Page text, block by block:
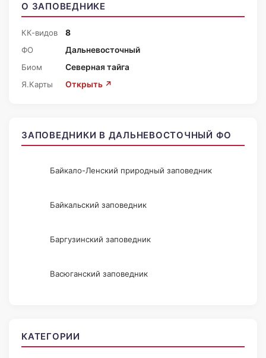
О ЗАПОВЕДНИКЕ
КК-видов
8
ФО
Дальневосточный
Биом
Северная тайга
Я.Карты
Открыть ↗
ЗАПОВЕДНИКИ В ДАЛЬНЕВОСТОЧНЫЙ ФО
Байкало-Ленский природный заповедник
Байкальский заповедник
Баргузинский заповедник
Васюганский заповедник
КАТЕГОРИИ